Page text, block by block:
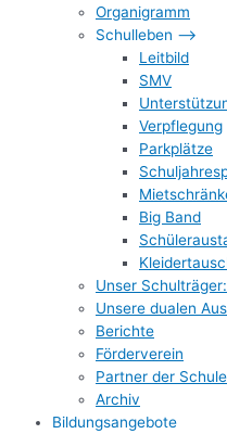
Organigramm
Schulleben –>
Leitbild
SMV
Verpflegung
Parkplätze
Big Band
Unser
Unsere dualen
Berichte
Förderverein
Partner der Schule
Archiv
Bildungsangebote